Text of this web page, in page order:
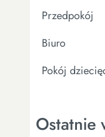
Przedpokój
Biuro
Pokój
Ostatnie